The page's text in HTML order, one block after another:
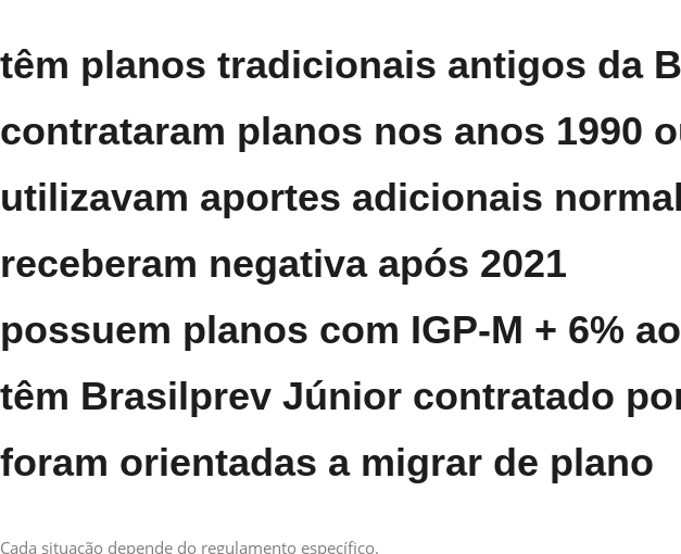
têm planos tradicionais antigos da
contrataram planos nos anos 1990
utilizavam aportes adicionais
receberam negativa após 2021
possuem planos com IGP-M + 6%
têm Brasilprev Júnior contratado
foram orientadas a migrar de plano
Cada situação depende do regulamento específico.